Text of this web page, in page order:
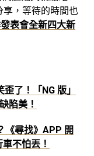
享，等待的時間也
表會全新四大新
了！「NG 版」
陷美！
《尋找》APP 開
不怕丟！